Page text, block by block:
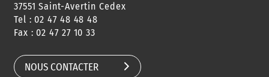
37551 Saint-Avertin Cedex
Tel : 02 47 48 48 48
Fax : 02 47 27 10 33
NOUS CONTACTER